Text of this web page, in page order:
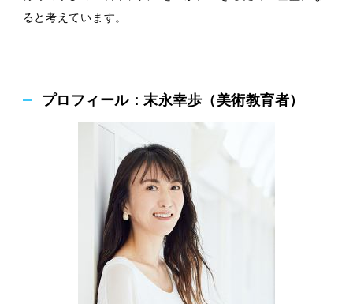
ると考えています。
プロフィール：末永幸歩（美術教育者）